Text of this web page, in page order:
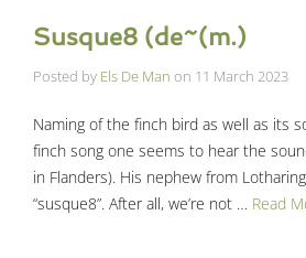
Susque8 (de~(m.)
Posted by Els De Man on 11 March 2023
Naming of the finch bird as well as its
finch song one seems to hear the
in Flanders). His nephew from
“susque8”. After all, we’re not … Read